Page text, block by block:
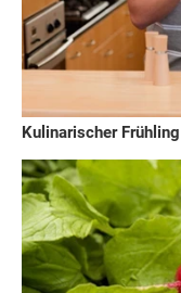
Kulinarischer Frühling